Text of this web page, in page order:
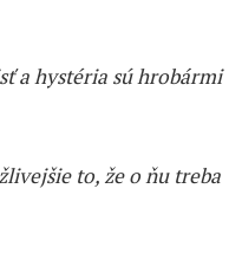
a hystéria sú hrobármi
to, že o ňu treba